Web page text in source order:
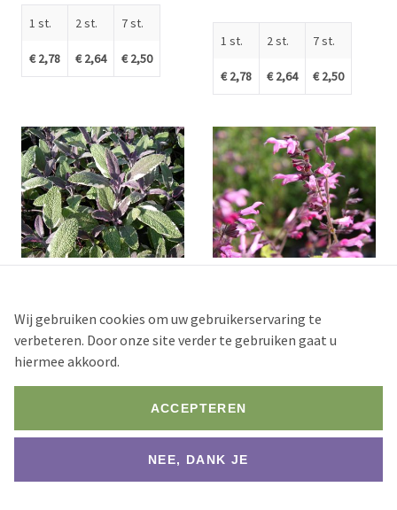
1 st.
€ 2,78
2 st.
€ 2,64
7 st.
€ 2,50
1 st.
€ 2,78
2 st.
€ 2,64
7 st.
€ 2,50
Stock
75+
€ 2,50
Stock
1 st.
€ 3,56
Wij gebruiken cookies om uw gebruikerservaring te
verbeteren. Door onze site verder te gebruiken gaat u
hiermee akkoord.
ACCEPTEREN
NEE, DANK JE